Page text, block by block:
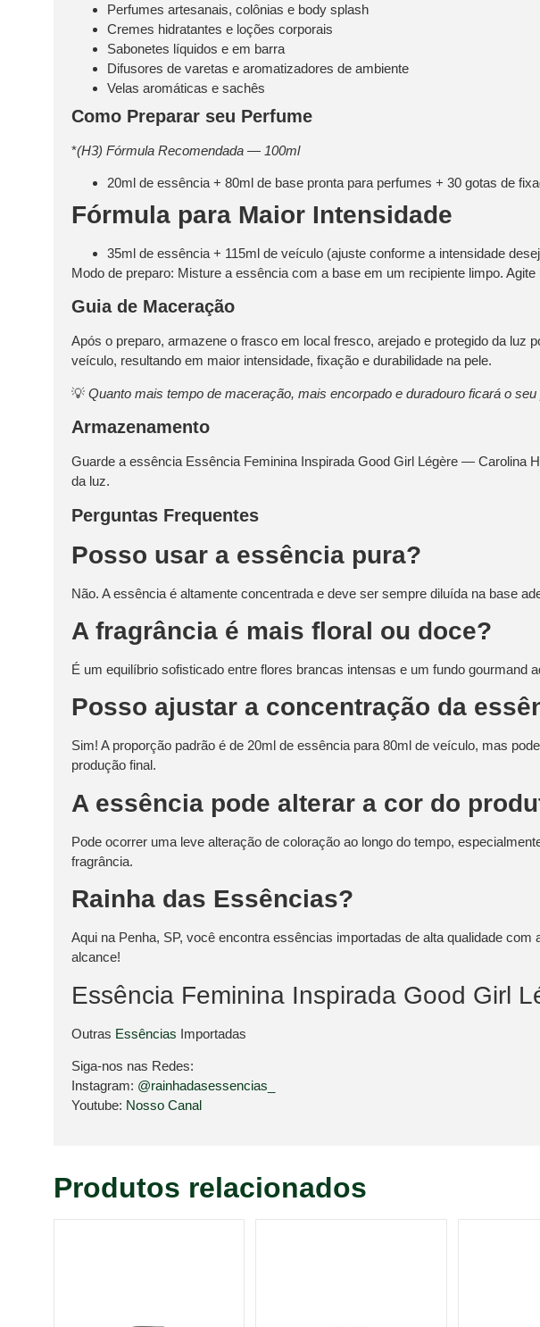
Perfumes artesanais, colônias e body splash
Cremes hidratantes e loções corporais
Sabonetes líquidos e em barra
Difusores de varetas e aromatizadores de ambiente
Velas aromáticas e sachês
Como Preparar seu Perfume
*(H3) Fórmula Recomendada — 100ml
20ml de essência + 80ml de base pronta para perfumes + 30 gotas de
Fórmula para Maior Intensidade
35ml de essência + 115ml de veículo (ajuste conforme a intensidade
Modo de preparo: Misture a essência com a base em um recipiente limpo.
Guia de Maceração
Após o preparo, armazene o frasco em local fresco, arejado e protegido da luz
veículo, resultando em maior intensidade, fixação e durabilidade na pele.
💡 Quanto mais tempo de maceração, mais encorpado e duradouro ficará o seu
Armazenamento
Guarde a essência Essência Feminina Inspirada Good Girl Légère — Carolina
da luz.
Perguntas Frequentes
Posso usar a essência pura?
Não. A essência é altamente concentrada e deve ser sempre diluída na base
A fragrância é mais floral ou doce?
É um equilíbrio sofisticado entre flores brancas intensas e um fundo gourmand
Posso ajustar a concentração da
Sim! A proporção padrão é de 20ml de essência para 80ml de veículo, mas
produção final.
A essência pode alterar a cor do
Pode ocorrer uma leve alteração de coloração ao longo do tempo,
fragrância.
Rainha das Essências?
Aqui na Penha, SP, você encontra essências importadas de alta qualidade
alcance!
Essência Feminina Inspirada Good Girl
Outras Essências Importadas
Siga-nos nas Redes:
Instagram: @rainhadasessencias_
Youtube: Nosso Canal
Produtos relacionados